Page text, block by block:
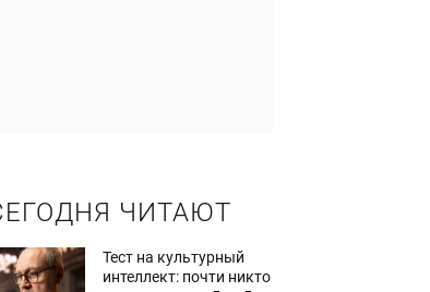
ЧИТАЮТ
Тест на культурный
интеллект: почти никто